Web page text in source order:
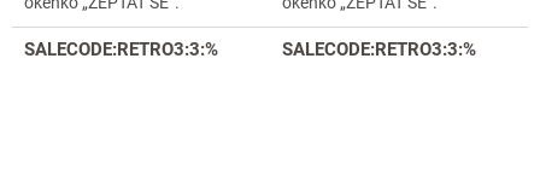
SALECODE:RETRO3:3:% SALECODE:RETRO3:3:%